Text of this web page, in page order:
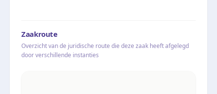
Zaakroute
Overzicht van de juridische route die deze zaak heeft afgelegd
door verschillende instanties